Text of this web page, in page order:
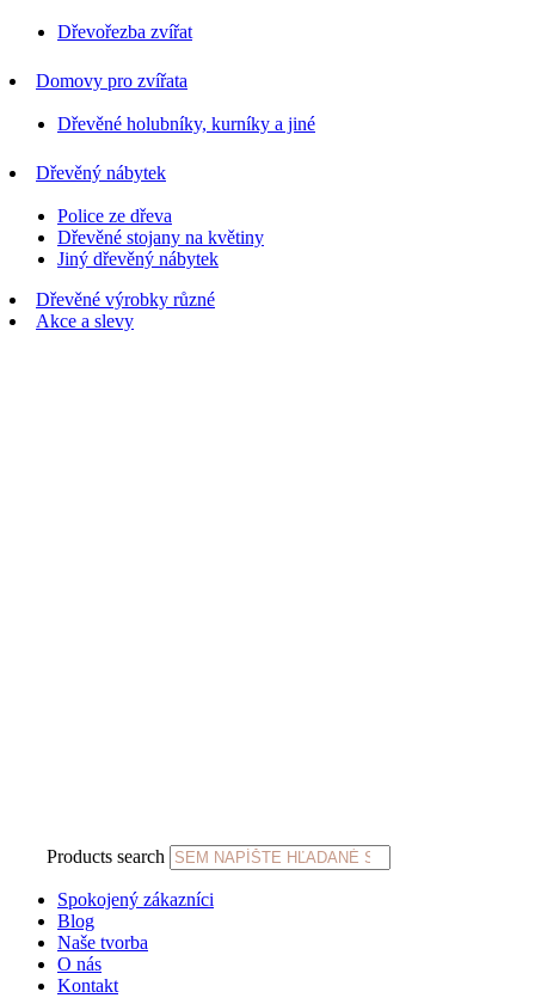
Dřevořezba zvířat
Domovy pro zvířata
Dřevěné holubníky, kurníky a jiné
Dřevěný nábytek
Police ze dřeva
Dřevěné stojany na květiny
Jiný dřevěný nábytek
Dřevěné výrobky různé
Akce a slevy
Products search
Spokojený zákazníci
Blog
Naše tvorba
O nás
Kontakt